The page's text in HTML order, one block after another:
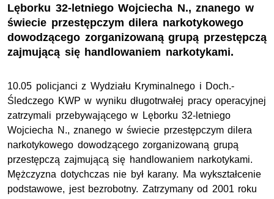
Lęborku 32-letniego Wojciecha N., znanego w
świecie przestępczym dilera narkotykowego
dowodzącego zorganizowaną grupą przestępczą
zajmującą się handlowaniem narkotykami.
10.05 policjanci z Wydziału Kryminalnego i Doch.-
Śledczego KWP w wyniku długotrwałej pracy operacyjnej
zatrzymali przebywającego w Lęborku 32-letniego
Wojciecha N., znanego w świecie przestępczym dilera
narkotykowego dowodzącego zorganizowaną grupą
przestępczą zajmującą się handlowaniem narkotykami.
Mężczyzna dotychczas nie był karany. Ma wykształcenie
podstawowe, jest bezrobotny. Zatrzymany od 2001 roku